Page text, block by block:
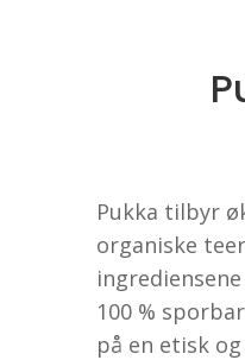
Pukka tilbyr
organiske
100 %
på en etisk